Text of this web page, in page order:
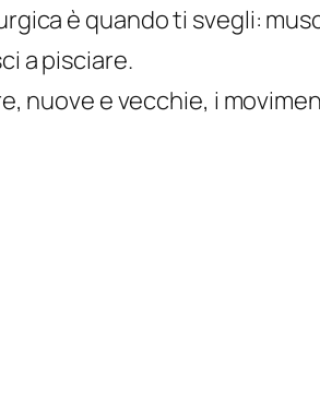
è quando ti svegli:
a pisciare.
nuove e vecchie, i